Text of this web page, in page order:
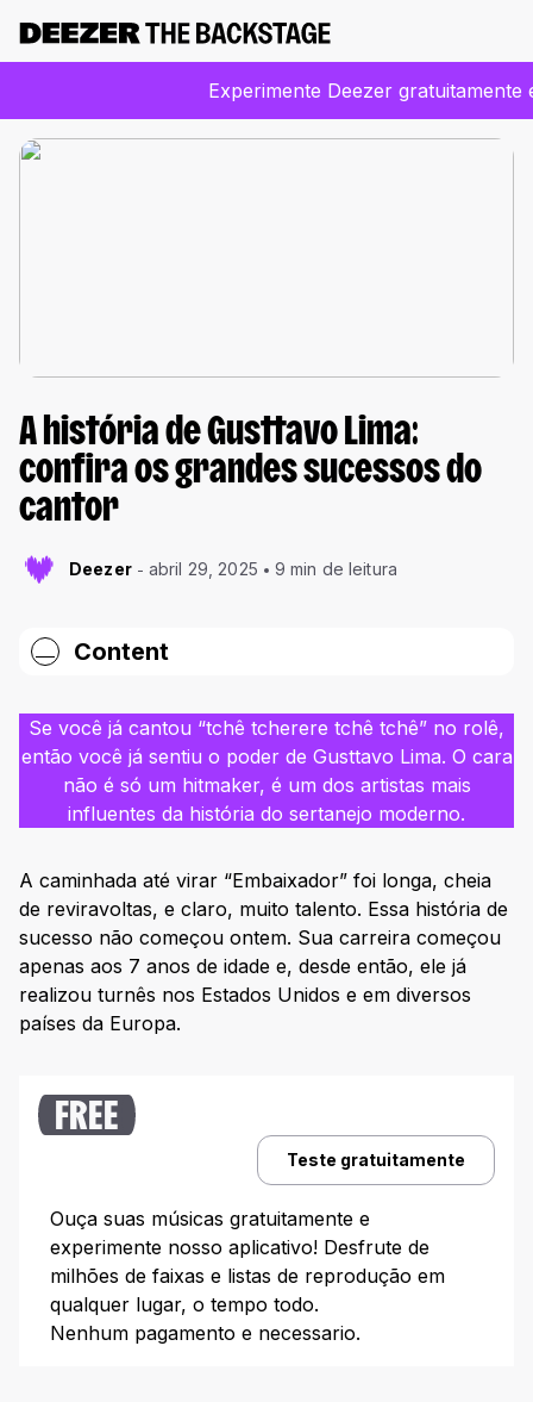
Experimente Deezer
A história de Gusttavo Lima:
confira os grandes sucessos do
cantor
Deezer abril 29, 2025 9 min de leitura
Content
Vida pessoal
Gusttavo Lima: discografia
2009 — “Rosas, Versos e Vinhos”
2014 — Do Outro Lado da Moeda
2017 — Buteco do Gusttavo Lima Vol. 2
2023 — Embaixador 15 anos – Ao Vivo
2024 — Paraíso Particular
O título de “Embaixador”
Trilha sonora para cada vibe
Sofrência real:
Crush confirmado:
Parcerias que explodiram nas paradas
Matheus & Kauan feat. Gusttavo Lima – Mágica
Se você já cantou “tchê tcherere tchê tchê” no rolê,
então você já sentiu o poder de Gusttavo Lima. O cara
não é só um hitmaker, é um dos artistas mais
influentes da história do sertanejo moderno.
A caminhada até virar “Embaixador” foi longa, cheia
de reviravoltas, e claro, muito talento. Essa história de
sucesso não começou ontem. Sua carreira começou
apenas aos 7 anos de idade e, desde então, ele já
realizou turnês nos Estados Unidos e em diversos
países da Europa.
FREE
Teste gratuitamente
Ouça suas músicas gratuitamente e
experimente nosso aplicativo! Desfrute de
milhões de faixas e listas de reprodução em
qualquer lugar, o tempo todo.
Nenhum pagamento e necessario.